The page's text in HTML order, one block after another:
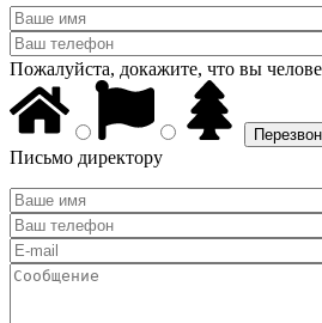
Пожалуйста, докажите, что вы
Письмо директору